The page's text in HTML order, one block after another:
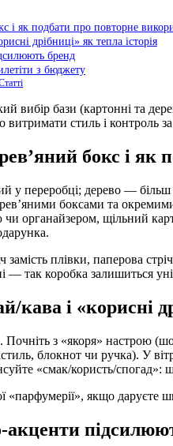
і як подбати про повторне
дрібниці» як тепла історія
бренд
з бюджету
бази (картонні та
витримати стиль і
бокс і як
переробці; дерево — більш
боксами та
органайзером, щільний
плівки, паперова
— так коробка залишиться
і «корисні
з «якоря» настрою
блокнот чи ручка). У
«смак/користь/
«парфумерії», якщо даруєте
акценти